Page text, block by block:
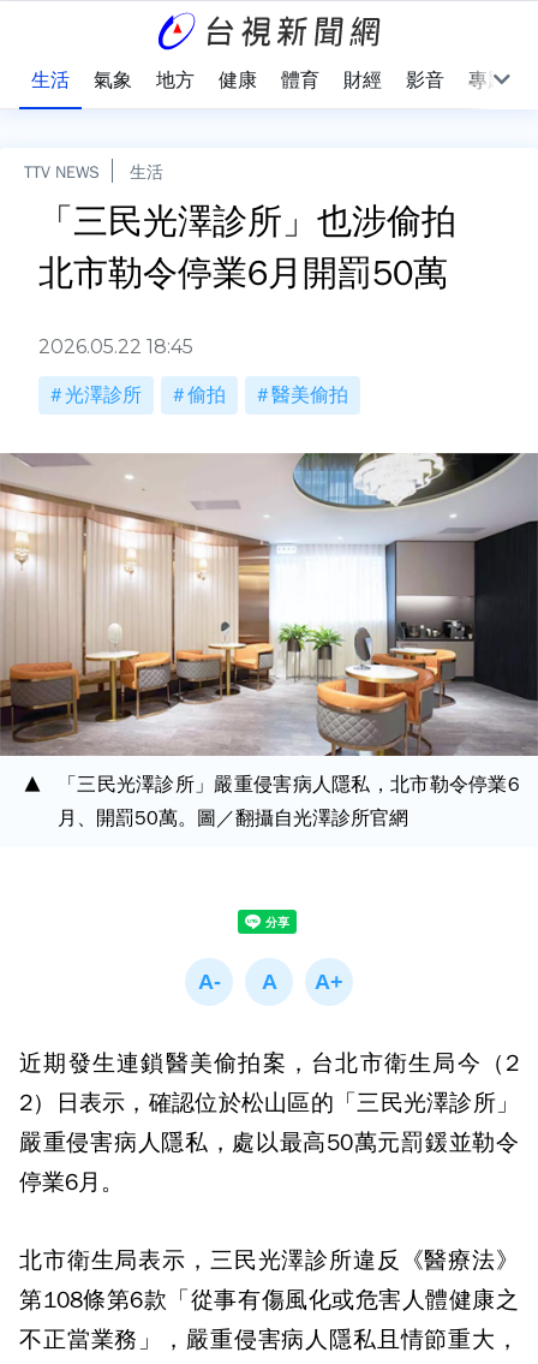
生活 氣象 地方 健康 體育 財經 影音 專題
TTV NEWS 生活
「三民光澤診所」也涉偷拍
北市勒令停業6月開罰50萬
2026.05.22 18:45
光澤診所 偷拍 醫美偷拍
「三民光澤診所」嚴重侵害病人隱私，北市勒令停業6
月、開罰50萬。圖／翻攝自光澤診所官網
近期發生連鎖醫美偷拍案，台北市衛生局今（2
2）日表示，確認位於松山區的「三民光澤診所」
嚴重侵害病人隱私，處以最高50萬元罰鍰並勒令
停業6月。
北市衛生局表示，三民光澤診所違反《醫療法》
第108條第6款「從事有傷風化或危害人體健康之
不正當業務」，嚴重侵害病人隱私且情節重大，